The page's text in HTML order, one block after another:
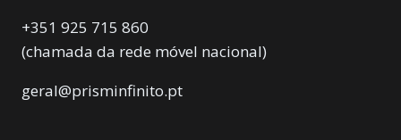
+351 925 715 860
(chamada da rede móvel nacional)
geral@prisminfinito.pt